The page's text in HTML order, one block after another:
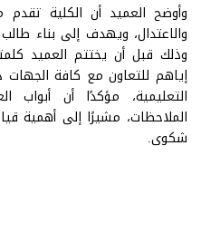
وأوضح العميد أن الكلية
والاعتدال، ويهدف إلى بناء
وذلك قبل أن يختتم العميد
إياهم للتعاون مع كافة الجهات
التعليمية، مؤكدًا أن أبواب
الملاحظات، مشيرًا إلى أهمية
شكوى.